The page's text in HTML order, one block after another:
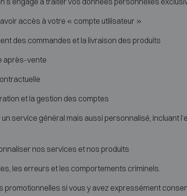
accès à votre « compte utilisateur »
des commandes et la livraison des produits
vente
et la gestion des comptes
service général mais aussi personnalisé, incluant
nos services et nos produits
les erreurs et les comportements criminels.
si vous y avez expressément